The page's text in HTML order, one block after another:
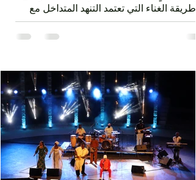
طريقة الغناء التي تعتمد التنهد المتداخل مع
ضربات الدف. الفن الصوفي الذي قدمه سامي
يوسف ليس متقوقعاً على الهوية الشرقية بل
نذكر على سبيل المثال مغنياً من إسبانيا 'إسرا
وعازفاً من الصين وعازفي قيثار من فرنسا.
من خلال النغمات التي تأخذ بعداً وتوزيعاً
في بعض ردهات العرض وقد أبدع في هذه
النغما